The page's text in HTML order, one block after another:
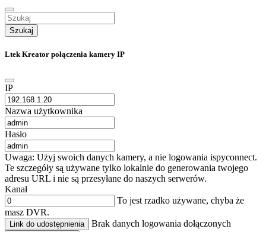
Szukaj
Ltek Kreator połączenia kamery IP
IP
Nazwa użytkownika
Hasło
Uwaga: Użyj swoich danych kamery, a nie logowania ispyconnect.
Te szczegóły są używane tylko lokalnie do generowania twojego
adresu URL i nie są przesyłane do naszych serwerów.
Kanał
To jest rzadko używane, chyba że
masz DVR.
Link do udostępnienia Brak danych logowania dołączonych